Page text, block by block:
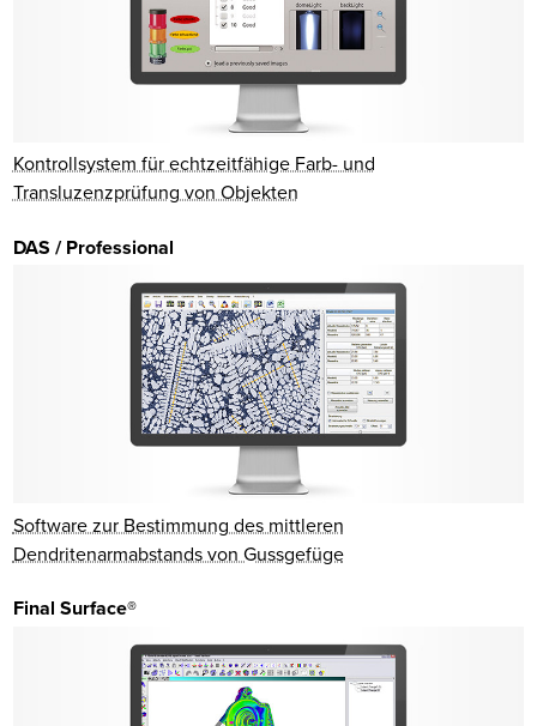
Kontrollsystem für echtzeitfähige Farb- und
Transluzenzprüfung von Objekten
DAS / Professional
Software zur Bestimmung des mittleren
Dendritenarmabstands von Gussgefüge
Final Surface®